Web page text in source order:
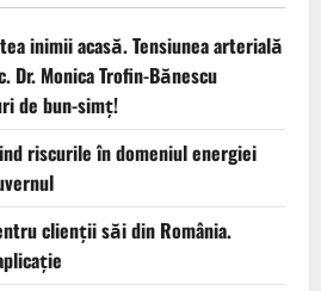
inimii acasă. Tensiunea arterială
Monica Trofin-Bănescu
de bun-simț!
riscurile în domeniul energiei
clienții săi din România.